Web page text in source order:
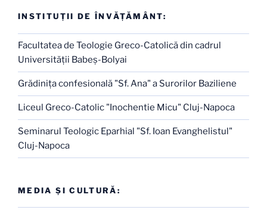
INSTITUŢII DE ÎNVĂŢĂMÂNT:
Facultatea de Teologie Greco-Catolică din cadrul
Universităţii Babeş-Bolyai
Grădiniţa confesională "Sf. Ana" a Surorilor Baziliene
Liceul Greco-Catolic "Inochentie Micu" Cluj-Napoca
Seminarul Teologic Eparhial "Sf. Ioan Evanghelistul"
Cluj-Napoca
MEDIA ŞI CULTURĂ: